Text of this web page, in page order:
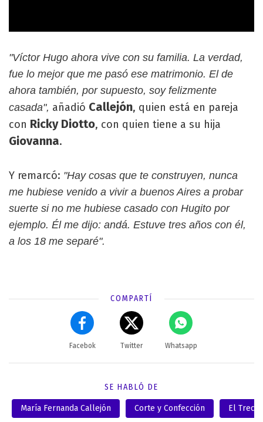
"Víctor Hugo ahora vive con su familia. La verdad,
fue lo mejor que me pasó ese matrimonio. El de
ahora también, por supuesto, soy felizmente
casada", añadió Callejón, quien está en pareja
con Ricky Diotto, con quien tiene a su hija
Giovanna.
Y remarcó: "Hay cosas que te construyen, nunca
me hubiese venido a vivir a buenos Aires a probar
suerte si no me hubiese casado con Hugito por
ejemplo. Él me dijo: andá. Estuve tres años con él,
a los 18 me separé".
COMPARTÍ
Facebok Twitter Whatsapp
SE HABLÓ DE
María Fernanda Callejón Corte y Confección El Trece